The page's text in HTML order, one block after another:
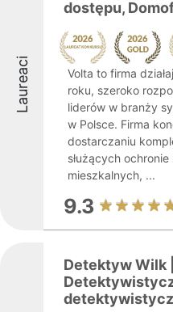
Laureaci
dostępu,
Volta to firma
roku, szeroko
liderów w branży
w Polsce. Firma
dostarczaniu
służących
mieszkalnych, ...
9.3
Detektyw Wilk